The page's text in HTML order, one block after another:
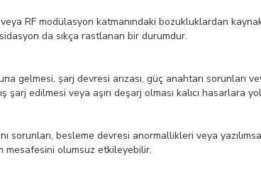
RF modülasyon katmanındaki bozukluklardan
da sıkça rastlanan bir durumdur.
gelmesi, şarj devresi arızası, güç anahtarı
edilmesi veya aşırı deşarj olması kalıcı hasarlara
sorunları, besleme devresi anormallikleri veya
mesafesini olumsuz etkileyebilir.